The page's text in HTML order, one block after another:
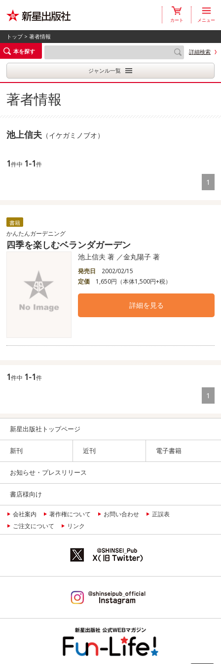
カート メニュー
トップ> 著者情報
本を探す
詳細検索
ジャンル一覧
著者情報
池上信夫 （イケガミノブオ）
1件中 1-1件
1
書籍
かんたんガーデニング
四季を楽しむベランダガーデン
池上信夫 著 ／金丸陽子 著
発売日
2002/02/15
定価
1,650円（本体1,500円+税）
詳細を見る
1件中 1-1件
1
新星出版社トップページ
新刊 近刊 電子書籍
お知らせ・プレスリリース
書店様向け
会社案内 著作権について お問い合わせ
正誤表
ご注文について
リンク